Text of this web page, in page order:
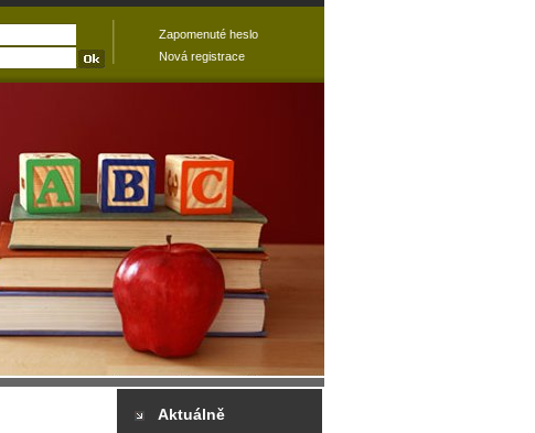
Aktuálně
Zapomenuté heslo
Nová registrace